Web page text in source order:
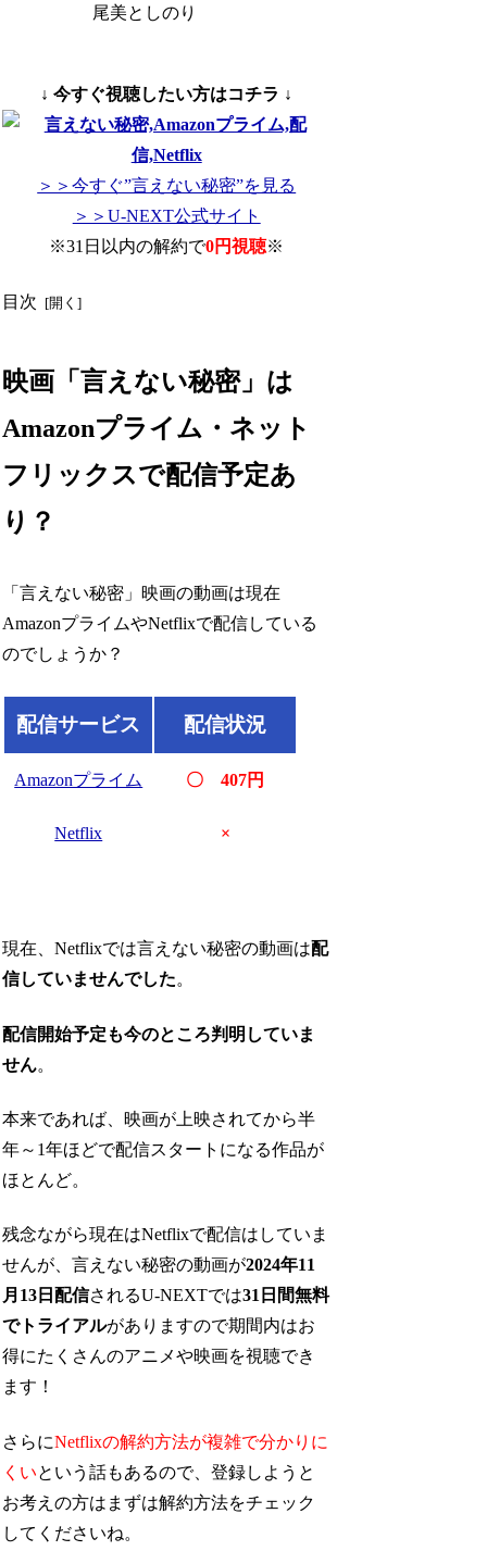
尾美としのり
↓ 今すぐ視聴したい方はコチラ ↓
＞＞今すぐ”言えない秘密”を見る
＞＞U-NEXT公式サイト
※31日以内の解約で0円視聴※
目次
映画「言えない秘密」は
Amazonプライム・ネット
フリックスで配信予定あ
り？
「言えない秘密」映画の動画は現在
AmazonプライムやNetflixで配信している
のでしょうか？
配信サービス 配信状況
Amazonプライム 〇 407円
Netflix ×
現在、Netflixでは言えない秘密の動画は配
信していませんでした。
配信開始予定も今のところ判明していま
せん。
本来であれば、映画が上映されてから半
年～1年ほどで配信スタートになる作品が
ほとんど。
残念ながら現在はNetflixで配信はしていま
せんが、言えない秘密の動画が2024年11
月13日配信されるU-NEXTでは31日間無料
でトライアルがありますので期間内はお
得にたくさんのアニメや映画を視聴でき
ます！
さらにNetflixの解約方法が複雑で分かりに
くいという話もあるので、登録しようと
お考えの方はまずは解約方法をチェック
してくださいね。